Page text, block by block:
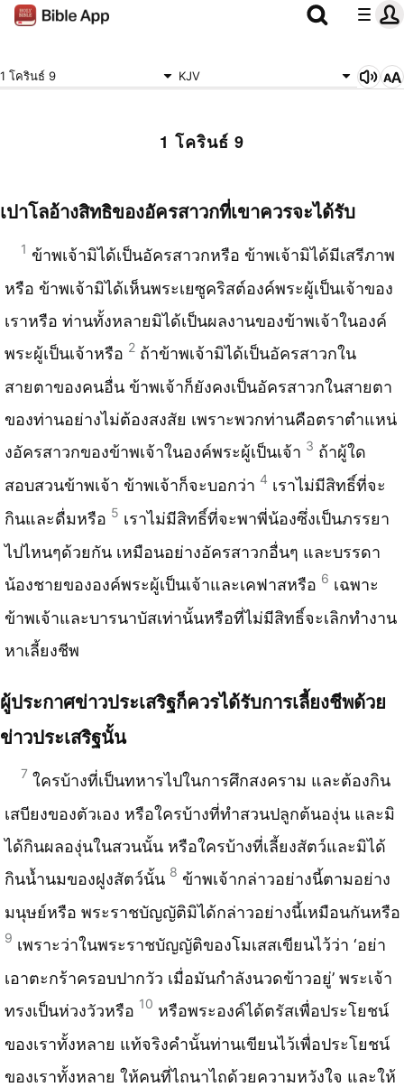
1 โครินธ์ 9 KJV
1 โครินธ์ 9
เปาโลอ้างสิทธิของอัครสาวกที่เขาควรจะได้​รับ
1 ข้าพเจ้ามิ​ได้​เป็​นอ​ัครสาวกหรือ ข้าพเจ้ามิ​ได้​มี​เสรี​ภาพ
หรือ ข้าพเจ้ามิ​ได้​เห​็นพระเยซู​คริสต์​องค์​พระผู้เป็นเจ้าของ
เราหรือ ท่านทั้งหลายมิ​ได้​เป็นผลงานของข้าพเจ้าในองค์
พระผู้เป็นเจ้าหรือ 2 ถ้าข้าพเจ้ามิ​ได้​เป็​นอ​ัครสาวกใน
สายตาของคนอื่น ข้าพเจ้าก็ยังคงเป็​นอ​ัครสาวกในสายตา
ของท่านอย่างไม่​ต้องสงสัย เพราะพวกท่านคือตราตำแหน่​
งอ​ัครสาวกของข้าพเจ้าในองค์​พระผู้เป็นเจ้า 3 ถ้าผู้ใด
สอบสวนข้าพเจ้า ข้าพเจ้าก็จะบอกว่า 4 เราไม่​มีสิทธิ์​ที่​จะ
กินและดื่มหรือ 5 เราไม่​มีสิทธิ์​ที่​จะพาพี่น้องซึ่งเป็นภรรยา
ไปไหนๆด้วยกัน เหมือนอย่างอัครสาวกอื่นๆ และบรรดา
น้องชายขององค์พระผู้เป็นเจ้าและเคฟาสหรือ 6 เฉพาะ
ข้าพเจ้าและบารนาบัสเท่านั้นหรือที่​ไม่มี​สิทธิ์​จะเลิกทำงาน
หาเลี้ยงชีพ
ผู้​ประกาศข่าวประเสริฐก็ควรได้รับการเลี้ยงชี​พด​้วย
ข่าวประเสริฐนั้น
7 ใครบ้างที่เป็นทหารไปในการศึกสงคราม และต้องกิน
เสบียงของตัวเอง หรือใครบ้างที่ทำสวนปลูกต้​นอง​ุ่น และมิ​
ได้​กินผลองุ่นในสวนนั้น หรือใครบ้างที่​เลี้ยงสัตว์​และมิ​ได้​
กินน้ำนมของฝูงสัตว์​นั้น 8 ข้าพเจ้ากล่าวอย่างนี้ตามอย่าง
มนุษย์​หรือ พระราชบัญญัติ​มิได้​กล​่าวอย่างนี้เหมือนกันหรือ
9 เพราะว่าในพระราชบัญญั​ติ​ของโมเสสเขียนไว้​ว่า ‘อย่า
เอาตะกร้าครอบปากวัว เมื่​อม​ันกำลังนวดข้าวอยู่’ พระเจ้า
ทรงเป็นห่วงวัวหรือ 10 หรือพระองค์​ได้​ตรัสเพื่อประโยชน์
ของเราทั้งหลาย แท้​จร​ิงคำนั้นท่านเขียนไว้เพื่อประโยชน์
ของเราทั้งหลาย ให้​คนที​่ไถนาไถด้วยความหวังใจ และให้​